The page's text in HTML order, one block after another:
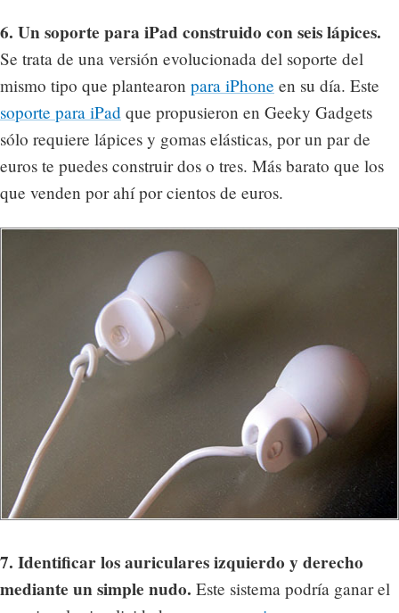
6. Un soporte para iPad construido con seis lápices.
Se trata de una versión evolucionada del soporte del
mismo tipo que plantearon para iPhone en su día. Este
soporte para iPad que propusieron en Geeky Gadgets
sólo requiere lápices y gomas elásticas, por un par de
euros te puedes construir dos o tres. Más barato que los
que venden por ahí por cientos de euros.
7. Identificar los auriculares izquierdo y derecho
mediante un simple nudo. Este sistema podría ganar el